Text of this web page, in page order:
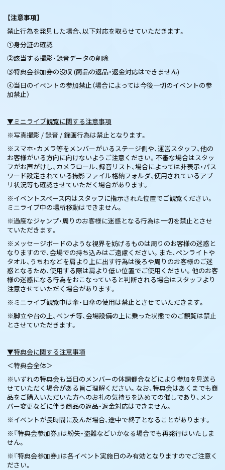
【注意事項】
禁止行為を発見した場合、以下対応を取らせていただきます。
①身分証の確認
②該当する撮影・録音データの削除
③特典会参加券の没収 (商品の返品・返金対応はできません)
④当日のイベントの参加禁止（場合によっては今後一切のイベントの参
加禁止）
▼ミニライブ観覧に関する注意事項
※写真撮影 / 録音 / 録画行為は禁止となります。
※スマホ・カメラ等をメンバーがいるステージ側や、運営スタッフ、他の
お客様がいる方向に向けないようご注意ください。不審な場合はスタッ
フがお声がけし、カメラロール、録音リスト、場合によっては非表示・パス
ワード設定されている撮影ファイル格納フォルダ、使用されているアプ
リ状況等も確認させていただく場合があります。
※イベントスペース内はスタッフに指示された位置でご観覧ください。
ミニライブ中の場所移動はできません。
※過度なジャンプ・周りのお客様に迷惑となる行為は一切を禁止とさせ
ていただきます。
※メッセージボードのような視界を妨げるものは周りのお客様の迷惑と
なりますので、会場での持ち込みはご遠慮ください。また、ペンライトや
タオル、うちわなどを肩より上に出す行為は後ろや周りのお客様のご迷
惑となるため、使用する際は肩より低い位置でご使用ください。他のお客
様の迷惑になる行為をおこなっていると判断される場合はスタッフより
注意させていただく場合があります。
※ミニライブ観覧中は傘・日傘の使用は禁止とさせていただきます。
※脚立や台の上、ベンチ等、会場設備の上に乗った状態でのご観覧は禁止
とさせていただきます。
▼特典会に関する注意事項
＜特典会全体＞
※いずれの特典会も当日のメンバーの体調都合などにより参加を見送ら
せていただく場合がある旨ご理解ください。なお、特典会はあくまでも商
品をご購入いただいた方へのお礼の気持ちを込めての催しであり、メン
バー変更などに伴う商品の返品・返金対応はできません。
※イベントが長時間に及んだ場合、途中で終了となることがあります。
※『特典会参加券』は紛失・盗難などいかなる場合でも再発行はいたしま
せん。
※『特典会参加券』は各イベント実施日のみ有効となりますのでご注意く
ださい。